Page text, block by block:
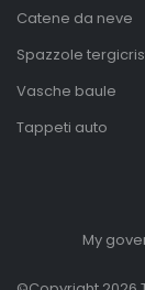
Catene da neve
Spazzole
Vasche baule
Tappeti auto
My